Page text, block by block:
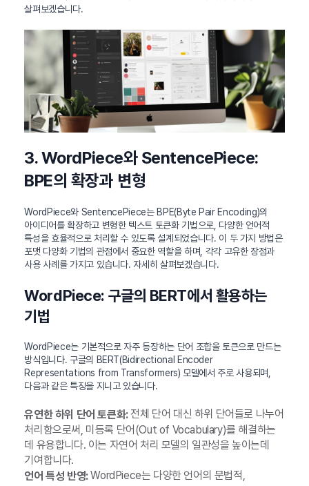
살펴보겠습니다.
3. WordPiece와 SentencePiece:
BPE의 확장과 변형
WordPiece와 SentencePiece는 BPE(Byte Pair Encoding)의
아이디어를 확장하고 변형한 텍스트 토큰화 기법으로, 다양한 언어적
특성을 효율적으로 처리할 수 있도록 설계되었습니다. 이 두 가지 방법은
포맷 다양화 기법의 관점에서 중요한 역할을 하며, 각각 고유한 장점과
사용 사례를 가지고 있습니다. 자세히 살펴보겠습니다.
WordPiece: 구글의 BERT에서 활용하는
기법
WordPiece는 기본적으로 자주 등장하는 단어 조합을 토큰으로 만드는
방식입니다. 구글의 BERT(Bidirectional Encoder
Representations from Transformers) 모델에서 주로 사용되며,
다음과 같은 특징을 지니고 있습니다.
유연한 하위 단어 토큰화:전체 단어 대신 하위 단어들로 나누어
처리함으로써, 미등록 단어(Out of Vocabulary)를 해결하는
데 유용합니다. 이는 자연어 처리 모델의 일관성을 높이는데
기여합니다.
언어 특성 반영:WordPiece는 다양한 언어의 문법적,